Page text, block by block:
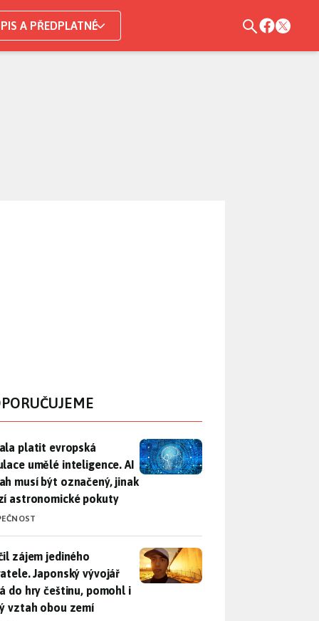
A PŘEDPLATNÉ
platit evropská regulace umělé inteligence. AI obsah
platit evropská
umělé inteligence. AI
musí být označený, jinak
astronomické pokuty
zájem jediného uživatele. Japonský vývojář přidá do hry
zájem jediného
Japonský vývojář
do hry češtinu, pomohl i
vztah obou zemí